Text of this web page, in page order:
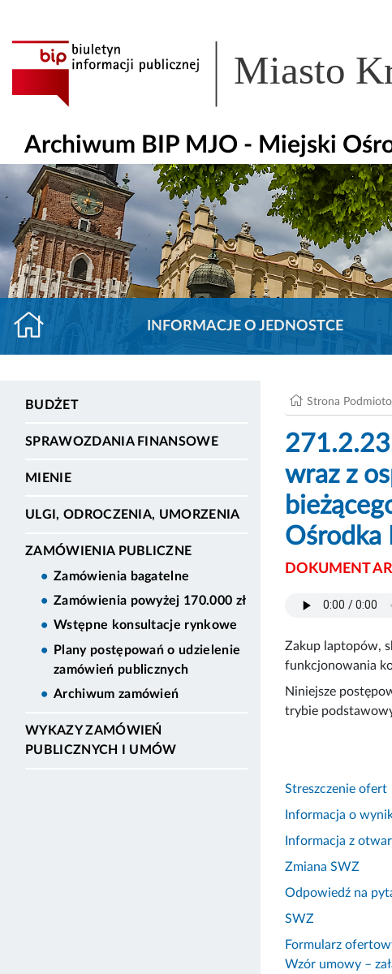
Miasto
Archiwum BIP MJO - Miejski
INFORMACJE O JEDNOSTCE
BUDŻET
SPRAWOZDANIA FINANSOWE
MIENIE
ULGI, ODROCZENIA, UMORZENIA
ZAMÓWIENIA PUBLICZNE
Zamówienia bagatelne
Zamówienia powyżej 170.000 zł
Wstępne konsultacje rynkowe
Plany postępowań o udzielenie
zamówień publicznych
Archiwum zamówień
WYKAZY ZAMÓWIEŃ
PUBLICZNYCH I UMÓW
Strona
wraz z
Ośrodka
DOKUMENT
Zakup laptopów,
funkcjonowania
Niniejsze
trybie
Streszczenie ofert
Informacja o
Informacja z
Zmiana SWZ
Odpowiedź na
SWZ
Formularz
Wzór umowy –